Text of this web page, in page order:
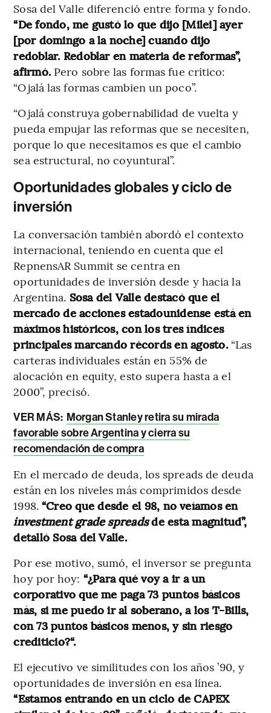
Sosa del Valle diferenció entre forma y fondo.
“De fondo, me gustó lo que dijo [Milei] ayer
[por domingo a la noche] cuando dijo
redoblar. Redoblar en materia de reformas”,
afirmó. Pero sobre las formas fue crítico:
“Ojalá las formas cambien un poco”.
“Ojalá construya gobernabilidad de vuelta y
pueda empujar las reformas que se necesiten,
porque lo que necesitamos es que el cambio
sea estructural, no coyuntural”.
Oportunidades globales y ciclo de
inversión
La conversación también abordó el contexto
internacional, teniendo en cuenta que el
RepnensAR Summit se centra en
oportunidades de inversión desde y hacia la
Argentina. Sosa del Valle destacó que el
mercado de acciones estadounidense está en
máximos históricos, con los tres índices
principales marcando récords en agosto.“Las
carteras individuales están en 55% de
alocación en equity, esto supera hasta a el
2000”, precisó.
VER MÁS: Morgan Stanley retira su mirada
favorable sobre Argentina y cierra su
recomendación de compra
En el mercado de deuda, los spreads de deuda
están en los niveles más comprimidos desde
1998. “Creo que desde el 98, no veíamos en
investment grade spreadsde esta magnitud”,
detalló Sosa del Valle.
Por ese motivo, sumó, el inversor se pregunta
hoy por hoy: “¿Para qué voy a ir a un
corporativo que me paga 73 puntos básicos
más, si me puedo ir al soberano, a los T-Bills,
con 73 puntos básicos menos, y sin riesgo
crediticio?“.
El ejecutivo ve similitudes con los años ’90, y
oportunidades de inversión en esa línea.
“Estamos entrando en un ciclo de CAPEX